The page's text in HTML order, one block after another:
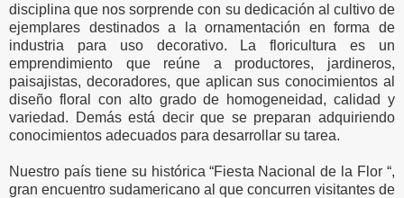
disciplina que nos sorprende con su dedicación al cultivo de
ejemplares destinados a la ornamentación en forma de
industria para uso decorativo. La floricultura es un
emprendimiento que reúne a productores, jardineros,
paisajistas, decoradores, que aplican sus conocimientos al
diseño floral con alto grado de homogeneidad, calidad y
variedad. Demás está decir que se preparan adquiriendo
conocimientos adecuados para desarrollar su tarea.
Nuestro país tiene su histórica “Fiesta Nacional de la Flor “,
gran encuentro sudamericano al que concurren visitantes de